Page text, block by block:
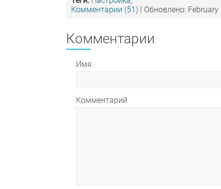
Комментарии (51) | Обновлено: February
Комментарии
Имя
Комментарий